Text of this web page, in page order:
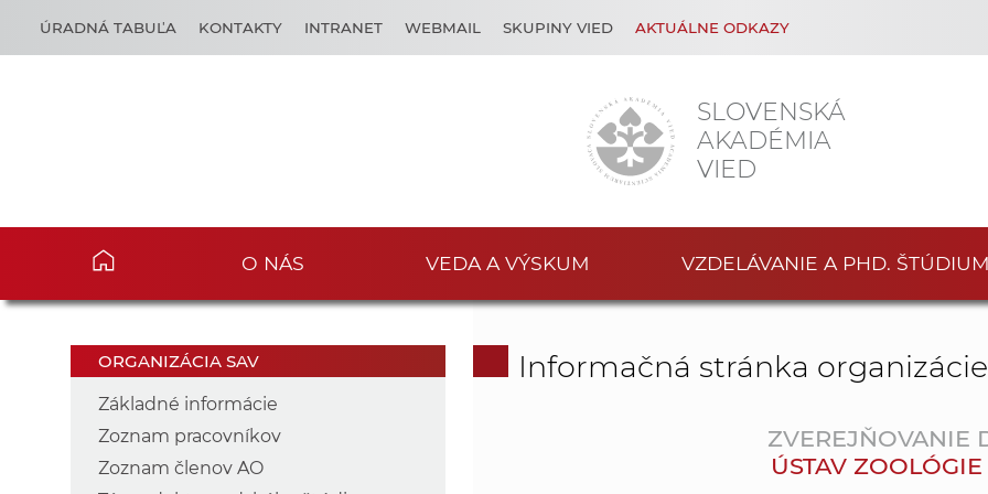
SLOVENSKÁ
AKADÉMIA
VIED
ÚRADNÁ TABUĽA KONTAKTY INTRANET WEBMAIL SKUPINY VIED AKTUÁLNE ODKAZY
O NÁS VEDA A VÝSKUM VZDELÁVANIE A PHD. ŠTÚDIUM
ORGANIZÁCIA SAV
Základné informácie
Zoznam pracovníkov
Zoznam členov AO
Informačná stránka organizácie
ZVEREJŇOVANIE
ÚSTAV ZOOLÓGIE